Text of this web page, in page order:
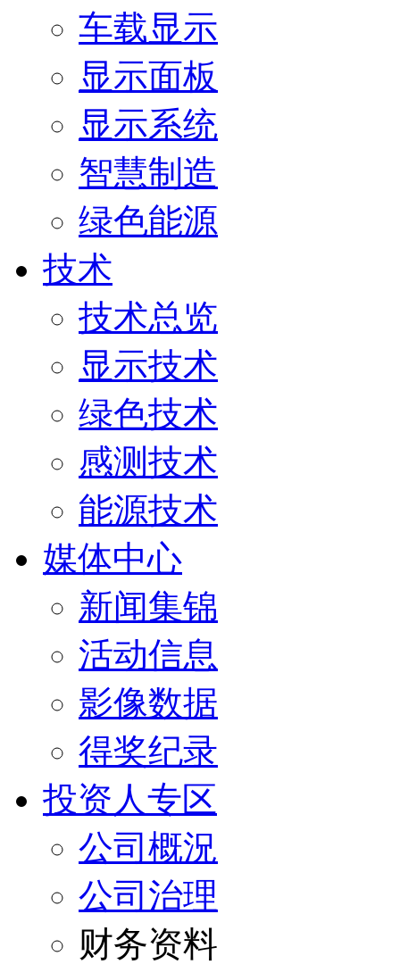
车载显示
显示面板
显示系统
智慧制造
绿色能源
技术
技术总览
显示技术
绿色技术
感测技术
能源技术
媒体中心
新闻集锦
活动信息
影像数据
得奖纪录
投资人专区
公司概況
公司治理
财务资料